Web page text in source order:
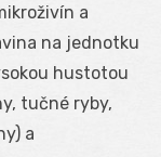
a
na jednotku
hustotou
tučné ryby,
a